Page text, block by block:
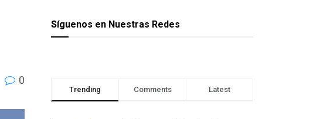
0
Síguenos en Nuestras Redes
Trending Comments Latest